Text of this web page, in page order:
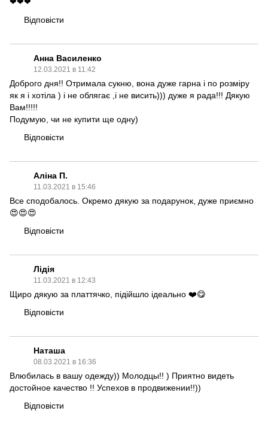
Відповісти
Анна Василенко
12.03.2021 в 11:42
Доброго дня!! Отримала сукню, вона дуже гарна і по розміру
як я і хотіла ) і не облягає ,і не висить))) дуже я рада!!! Дякую
Вам!!!!!
Подумую, чи не купити ще одну)
Відповісти
Аліна П.
11.03.2021 в 15:46
Все сподобалось. Окремо дякую за подарунок, дуже приємно
😍😍😍
Відповісти
Лідія
11.03.2021 в 12:43
Щиро дякую за платтячко, підійшло ідеально ❤️😋
Відповісти
Наташа
08.03.2021 в 16:36
Влюбилась в вашу одежду)) Молодцы!! ) Приятно видеть
достойное качество !! Успехов в продвижении!!))
Відповісти